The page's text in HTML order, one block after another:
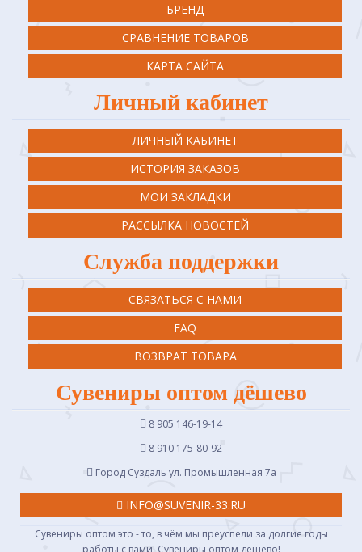
БРЕНД
СРАВНЕНИЕ ТОВАРОВ
КАРТА САЙТА
Личный кабинет
ЛИЧНЫЙ КАБИНЕТ
ИСТОРИЯ ЗАКАЗОВ
МОИ ЗАКЛАДКИ
РАССЫЛКА НОВОСТЕЙ
Служба поддержки
СВЯЗАТЬСЯ С НАМИ
FAQ
ВОЗВРАТ ТОВАРА
Сувениры оптом дёшево
8 905 146-19-14
8 910 175-80-92
Город Суздаль ул. Промышленная 7a
INFO@SUVENIR-33.RU
Сувениры оптом это - то, в чём мы преуспели за долгие годы
работы с вами. Сувениры оптом дёшево!